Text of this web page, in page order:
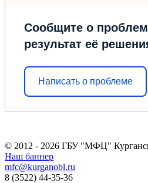
Сообщите о
результат её
Написать о проблеме
© 2012 - 2026 ГБУ "МФЦ"
Наш баннер
mfc@kurganobl.ru
8 (3522) 44-35-36